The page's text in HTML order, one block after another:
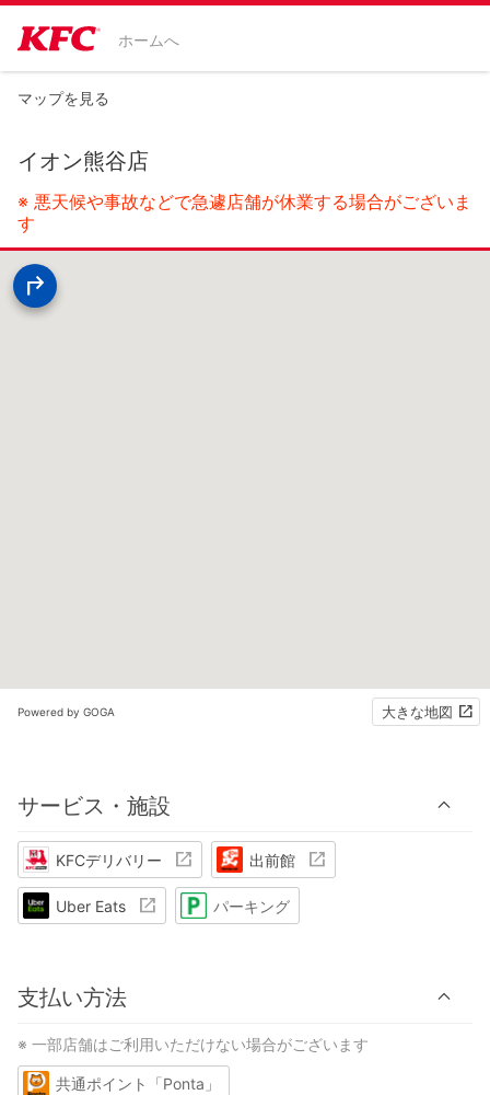
ホームへ
マップを見る
イオン熊谷店
※ 悪天候や事故などで急遽店舗が休業する場合がございま
す
Powered by GOGA 大きな地図
サービス・施設
KFCデリバリー 出前館
Uber Eats パーキング
支払い方法
※ 一部店舗はご利用いただけない場合がございます
共通ポイント「Ponta」